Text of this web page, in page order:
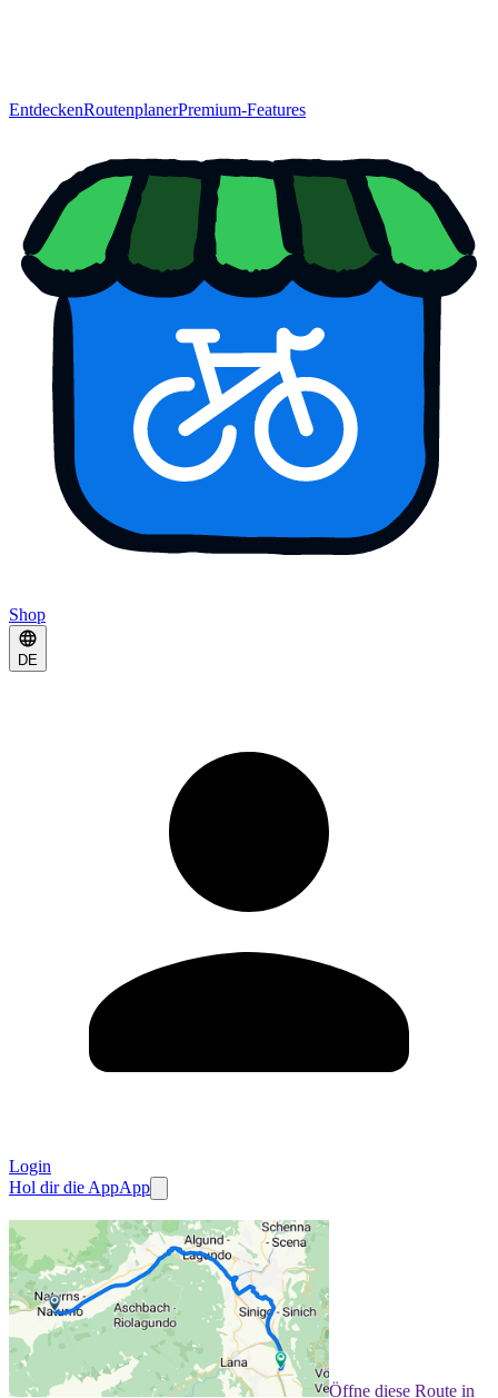
EntdeckenRoutenplanerPremium-Features
Shop
DE
Login
Hol dir die AppApp
Öffne diese Route in